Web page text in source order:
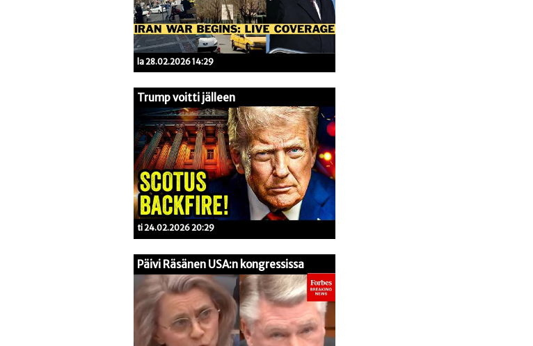
la 28.02.2026 14:29
Trump voitti jälleen
ti 24.02.2026 20:29
Päivi Räsänen USA:n kongressissa